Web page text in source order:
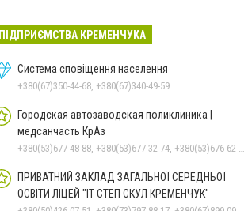
ПІДПРИЄМСТВА КРЕМЕНЧУКА
Система сповіщення населення
+380(67)350-44-68, +380(67)340-49-59
Городская автозаводская поликлиника |
медсанчасть КрАз
+380(53)677-48-88, +380(53)677-32-74, +380(53)676-62-99, +380536766187
ПРИВАТНИЙ ЗАКЛАД ЗАГАЛЬНОЇ СЕРЕДНЬОЇ
ОСВІТИ ЛІЦЕЙ "ІТ СТЕП СКУЛ КРЕМЕНЧУК"